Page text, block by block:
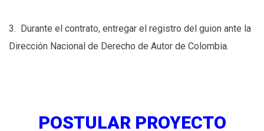
3. Durante el contrato, entregar el registro del guion ante la
Dirección Nacional de Derecho de Autor de Colombia.
POSTULAR PROYECTO